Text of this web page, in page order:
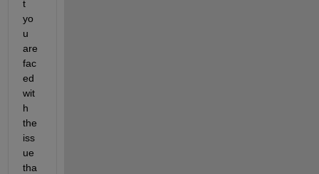
t
yo
u
are
fac
ed
wit
h
the
iss
ue
tha